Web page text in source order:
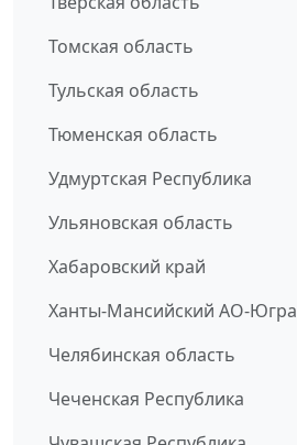
Томская область
Тульская область
Тюменская область
Удмуртская Республика
Ульяновская область
Хабаровский край
Ханты-Мансийский АО-Югра
Челябинская область
Чеченская Республика